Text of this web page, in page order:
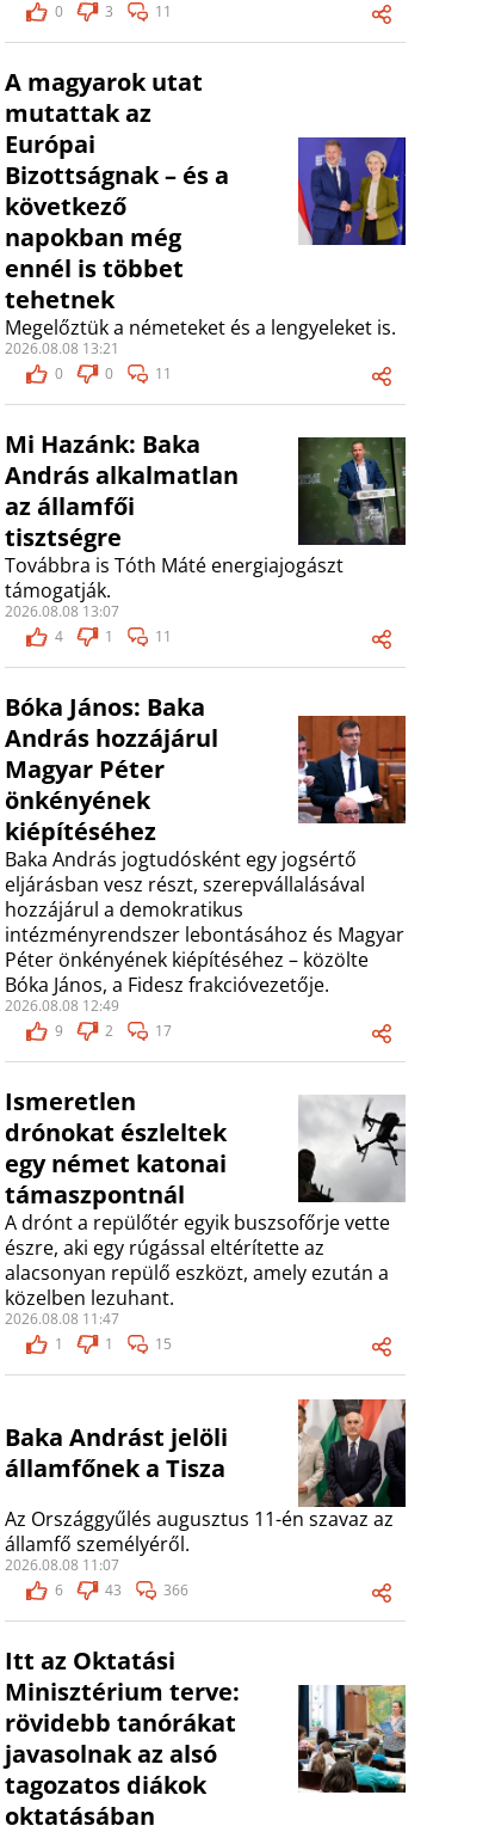
0
3 11
A magyarok utat
mutattak az
Európai
Bizottságnak – és a
következő
napokban még
ennél is többet
tehetnek
Megelőztük a németeket és a lengyeleket is.
2026.08.08 13:21
0
0 11
Mi Hazánk: Baka
András alkalmatlan
az államfői
tisztségre
Továbbra is Tóth Máté energiajogászt
támogatják.
2026.08.08 13:07
4
1 11
Bóka János: Baka
András hozzájárul
Magyar Péter
önkényének
kiépítéséhez
Baka András jogtudósként egy jogsértő
eljárásban vesz részt, szerepvállalásával
hozzájárul a demokratikus
intézményrendszer lebontásához és Magyar
Péter önkényének kiépítéséhez – közölte
Bóka János, a Fidesz frakcióvezetője.
2026.08.08 12:49
9
2 17
Ismeretlen
drónokat észleltek
egy német katonai
támaszpontnál
A drónt a repülőtér egyik buszsofőrje vette
észre, aki egy rúgással eltérítette az
alacsonyan repülő eszközt, amely ezután a
közelben lezuhant.
2026.08.08 11:47
1
1 15
Baka Andrást jelöli
államfőnek a Tisza
Az Országgyűlés augusztus 11-én szavaz az
államfő személyéről.
2026.08.08 11:07
6
43 366
Itt az Oktatási
Minisztérium terve:
rövidebb tanórákat
javasolnak az alsó
tagozatos diákok
oktatásában